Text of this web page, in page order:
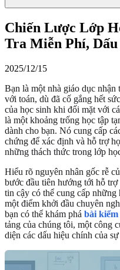
Chiến Lược Lớp
Tra Miễn Phí,
2025/12/15
Bạn là một nhà giáo dục
với toán, dù đã cố gắng hết
của học sinh khi đối mặt với
là một khoảng trống học tập
dành cho bạn. Nó cung cấp
chứng để xác định và hỗ trợ
những thách thức trong lớp
Hiểu rõ nguyên nhân gốc rễ
bước đầu tiên hướng tới hỗ
tin cậy có thể cung cấp
một điểm khởi đầu chuyên
bạn có thể khám phá bài
tảng của chúng tôi, một công
diện các dấu hiệu chính của